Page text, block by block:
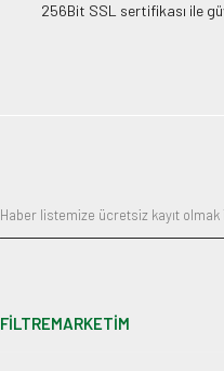
256Bit SSL sertifikası ile
FİLTREMARKETİM